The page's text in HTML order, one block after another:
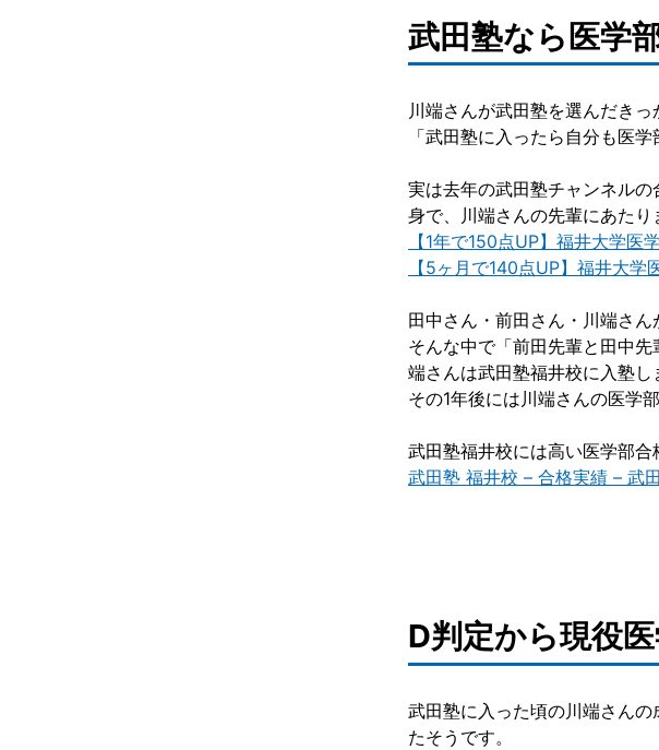
武田塾なら医学
川端さんが武田塾を選んだき
「武田塾に入ったら自分も医
実は去年の武田塾チャンネル
身で、川端さんの先輩にあたり
【1年で150点UP】福井大学
【5ヶ月で140点UP】福井大
田中さん・前田さん・川端さ
そんな中で「前田先輩と田中
端さんは武田塾福井校に入塾し
その1年後には川端さんの医学
武田塾福井校には高い医学部
武田塾 福井校 – 合格実績 – 武
D判定から現役
武田塾に入った頃の川端さん
たそうです。